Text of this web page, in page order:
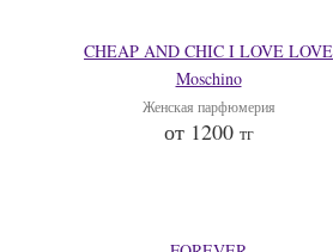
CHEAP AND CHIC I LOVE LOVE
Moschino
Женская парфюмерия
от 1200 тг